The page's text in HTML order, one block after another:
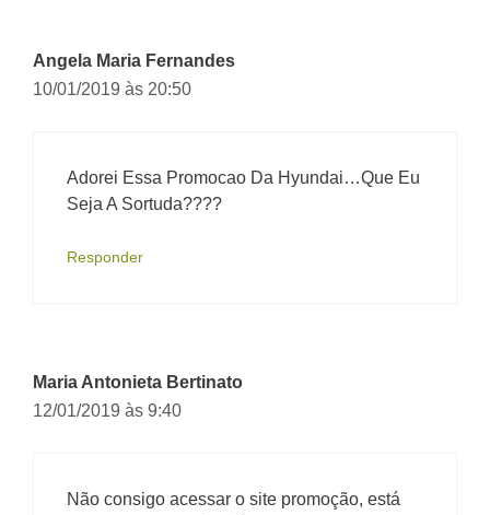
Angela Maria Fernandes
10/01/2019 às 20:50
Adorei Essa Promocao Da Hyundai…Que Eu
Seja A Sortuda????
Responder
Maria Antonieta Bertinato
12/01/2019 às 9:40
Não consigo acessar o site promoção, está